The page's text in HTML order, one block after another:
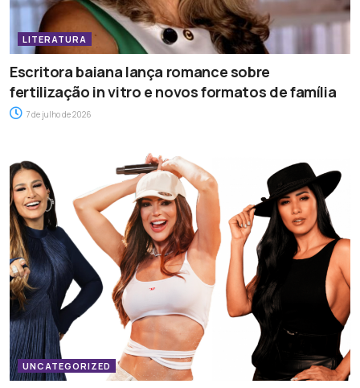
LITERATURA
Escritora baiana lança romance sobre
fertilização in vitro e novos formatos de família
7 de julho de 2026
UNCATEGORIZED